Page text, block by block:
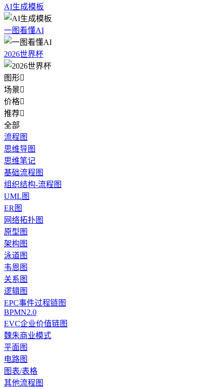
AI生成模板
一图看懂AI
2026世界杯
图形
场景
价格
推荐
全部
流程图
思维导图
思维笔记
基础流程图
组织结构-流程图
UML图
ER图
网络拓扑图
原型图
架构图
泳道图
韦恩图
关系图
逻辑图
EPC事件过程链图
BPMN2.0
EVC企业价值链图
魏朱商业模式
平面图
电路图
图表/表格
其他流程图